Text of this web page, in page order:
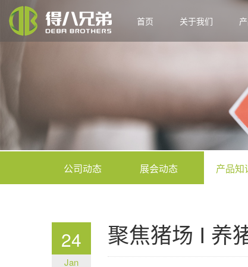
首页 关于我们
公司动态 展会动态 产品知
24
Jan
聚焦猪场 I 养